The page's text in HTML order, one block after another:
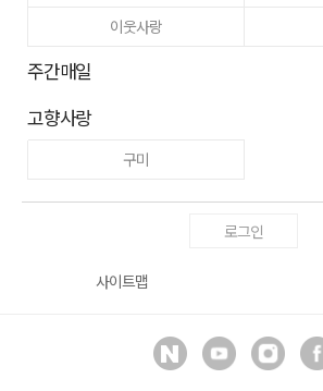
이웃사랑
주간매일
고향사랑
구미
로그인
사이트맵